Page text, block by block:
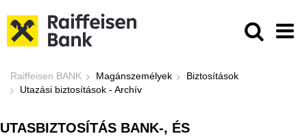
Utazási biztosítások - Raiffeisen
Raiffeisen BANK Magánszemélyek
Biztosítások
Utazási biztosítások - Archív
UTASBIZTOSÍTÁS BANK-, ÉS